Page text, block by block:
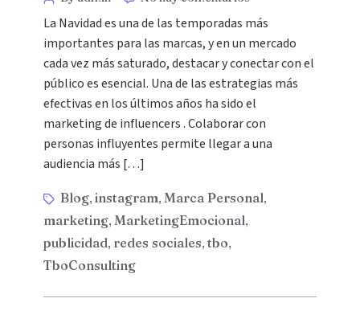
La Navidad es una de las temporadas más
importantes para las marcas, y en un mercado
cada vez más saturado, destacar y conectar con el
público es esencial. Una de las estrategias más
efectivas en los últimos años ha sido el
marketing de influencers . Colaborar con
personas influyentes permite llegar a una
audiencia más […]
Blog,instagram,Marca Personal,
marketing,MarketingEmocional,
publicidad, redes sociales,tbo,
TboConsulting